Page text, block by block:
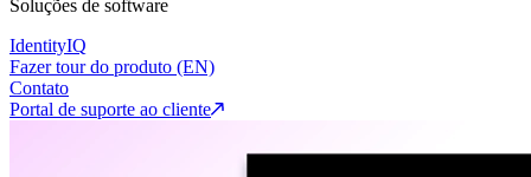
Soluções de software
IdentityIQ
Fazer tour do produto (EN)
Contato
Portal de suporte ao cliente